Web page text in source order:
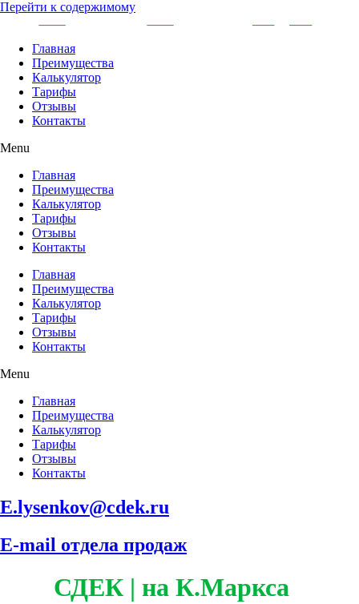
Перейти к содержимому
Главная
Преимущества
Калькулятор
Тарифы
Отзывы
Контакты
Menu
Главная
Преимущества
Калькулятор
Тарифы
Отзывы
Контакты
Главная
Преимущества
Калькулятор
Тарифы
Отзывы
Контакты
Menu
Главная
Преимущества
Калькулятор
Тарифы
Отзывы
Контакты
E.lysenkov@cdek.ru
E-mail отдела продаж
СДЕК | на К.Маркса